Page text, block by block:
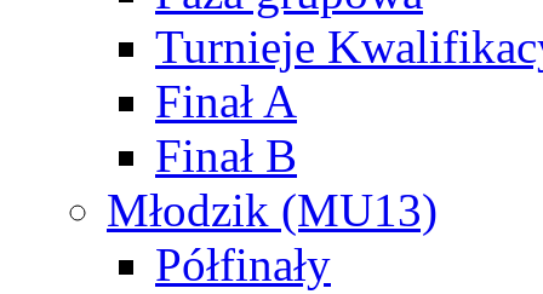
Turnieje
Finał A
Finał B
Młodzik (MU13)
Półfinały